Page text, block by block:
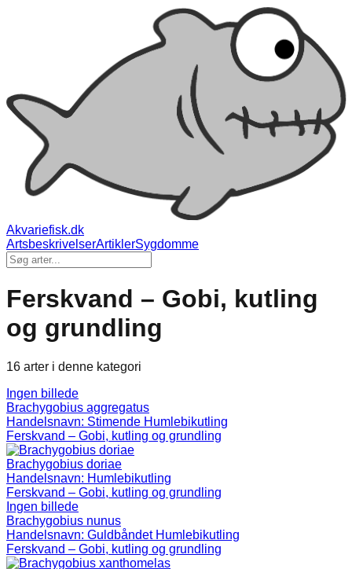
Akvariefisk.dk
ArtsbeskrivelserArtiklerSygdomme
Ferskvand – Gobi, kutling
og grundling
16 arter i denne kategori
Ingen billede
Brachygobius aggregatus
Handelsnavn: Stimende Humlebikutling
Ferskvand – Gobi, kutling og grundling
Brachygobius doriae
Handelsnavn: Humlebikutling
Ferskvand – Gobi, kutling og grundling
Ingen billede
Brachygobius nunus
Handelsnavn: Guldbåndet Humlebikutling
Ferskvand – Gobi, kutling og grundling